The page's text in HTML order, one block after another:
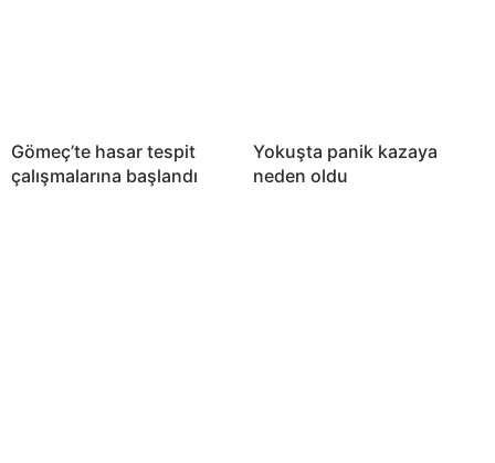
Gömeç’te hasar tespit
çalışmalarına başlandı
Yokuşta panik kazaya
neden oldu